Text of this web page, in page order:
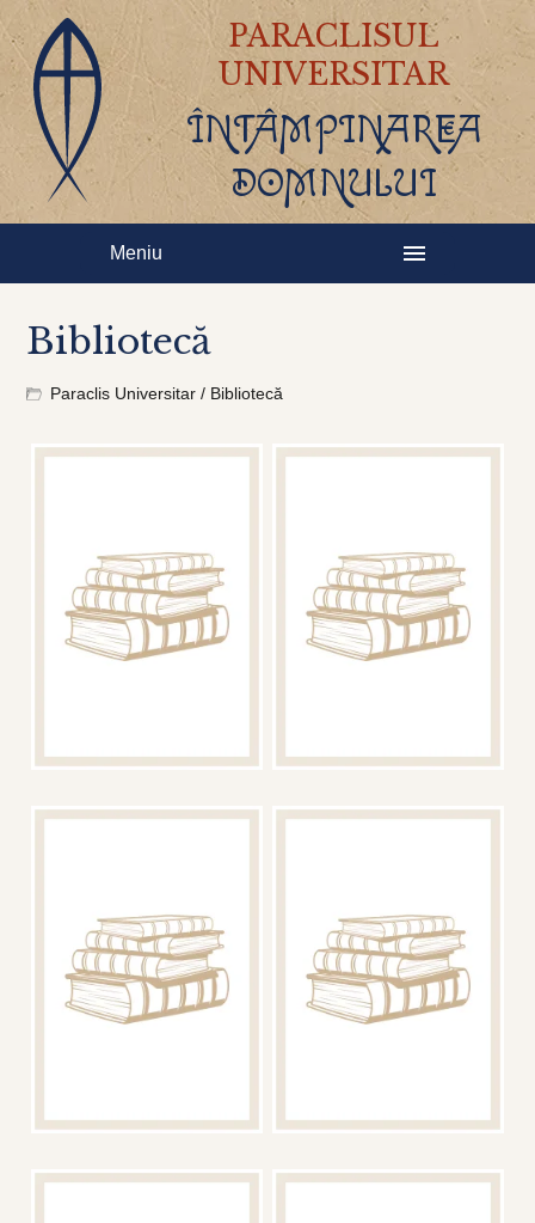
PARACLISUL
UNIVERSITAR
ÎNTÂMPINAREA
DOMNULUI
Meniu
Bibliotecă
Paraclis Universitar / Bibliotecă